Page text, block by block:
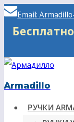
Перейти
Email:
Armadillo
РУЧКИ